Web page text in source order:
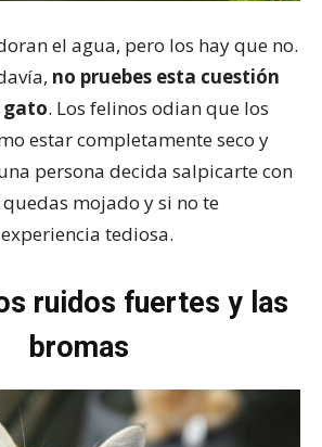
el agua, pero los hay que no.
no pruebes esta cuestión
gato. Los felinos odian que los
estar completamente seco y
persona decida salpicarte con
mojado y si no te
tediosa.
ruidos fuertes y las
bromas